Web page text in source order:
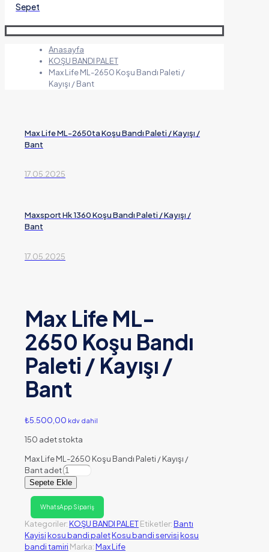
Sepet
Anasayfa
KOŞU BANDI PALET
Max Life ML-2650 Koşu Bandı Paleti /
Kayışı / Bant
Max Life ML-2650ta Koşu Bandı Paleti / Kayışı /
Bant
17.05.2025
Maxsport Hk 1360 Koşu Bandı Paleti / Kayışı /
Bant
17.05.2025
Max Life ML-
2650 Koşu Bandı
Paleti / Kayışı /
Bant
₺5.500,00 kdv dahil
150 adet stokta
Max Life ML-2650 Koşu Bandı Paleti / Kayışı /
Bant adet
Sepete Ekle
WhatsApp Sipariş
Kategoriler:KOŞU BANDI PALETEtiketler:Bantı
Kayisikosu bandi paletKosu bandi servisikosu
bandi tamiri Marka:Max Life